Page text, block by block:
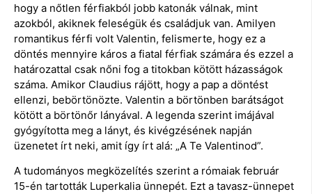
hogy a nőtlen férfiakból jobb katonák válnak, mint
azokból, akiknek feleségük és családjuk van. Amilyen
romantikus férfi volt Valentin, felismerte, hogy ez a
döntés mennyire káros a fiatal férfiak számára és ezzel a
határozattal csak nőni fog a titokban kötött házasságok
száma. Amikor Claudius rájött, hogy a pap a döntést
ellenzi, bebörtönözte. Valentin a börtönben barátságot
kötött a börtönőr lányával. A legenda szerint imájával
gyógyította meg a lányt, és kivégzésének napján
üzenetet írt neki, amit így írt alá: „A Te Valentinod”.
A tudományos megközelítés szerint a rómaiak február
15-én tartották Luperkalia ünnepét. Ezt a tavasz-ünnepet